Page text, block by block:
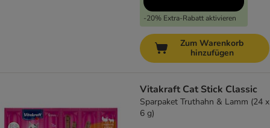
-20% Extra-Rabatt aktivieren
Zum Warenkorb
hinzufügen
Vitakraft Cat Stick Classic
Sparpaket Truthahn & Lamm (24 x
6 g)